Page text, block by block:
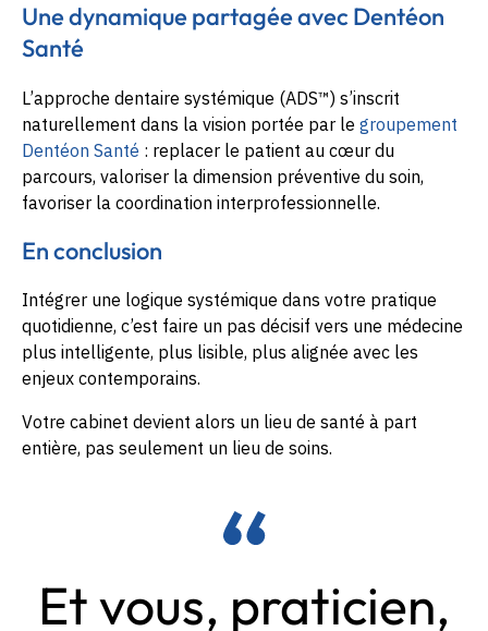
Une dynamique partagée avec Dentéon
Santé
L’approche dentaire systémique (ADS™) s’inscrit
naturellement dans la vision portée par le groupement
Dentéon Santé : replacer le patient au cœur du
parcours, valoriser la dimension préventive du soin,
favoriser la coordination interprofessionnelle.
En conclusion
Intégrer une logique systémique dans votre pratique
quotidienne, c’est faire un pas décisif vers une médecine
plus intelligente, plus lisible, plus alignée avec les
enjeux contemporains.
Votre cabinet devient alors un lieu de santé à part
entière, pas seulement un lieu de soins.
Et vous, praticien,